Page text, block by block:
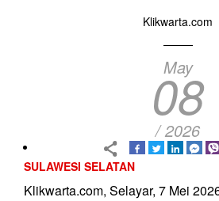
Klikwarta.com
May
08
/ 2026
SULAWESI SELATAN
Klikwarta.com, Selayar, 7 Mei